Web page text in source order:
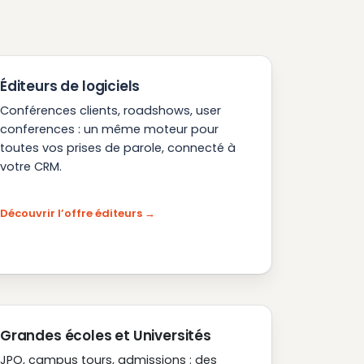
Éditeurs de logiciels
Conférences clients, roadshows, user
conferences : un même moteur pour
toutes vos prises de parole, connecté à
votre CRM.
Découvrir l’offre éditeurs
Grandes écoles et Universités
JPO, campus tours, admissions : des